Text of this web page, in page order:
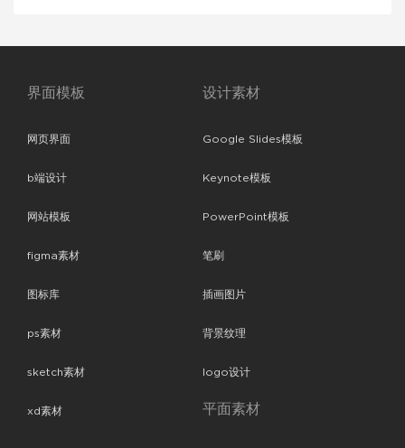
界面模板
网页界面
b端设计
网站模板
figma素材
图标库
ps素材
sketch素材
xd素材
设计素材
Google Slides模板
Keynote模板
PowerPoint模板
笔刷
插画图片
背景纹理
logo设计
平面素材